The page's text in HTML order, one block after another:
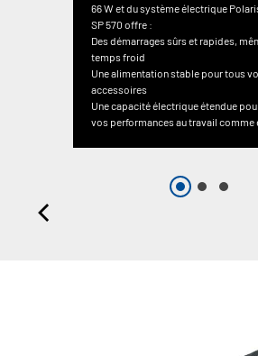
66 W et du système électrique
SP 570 offre :
Des démarrages sûrs et rapides,
temps froid
Une alimentation stable pour tous
accessoires
Une capacité électrique étendue
vos performances au travail comme